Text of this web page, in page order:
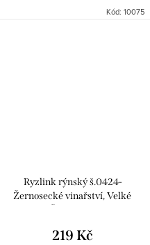
Kód: 10075
Ryzlink rýnský š.0424-
Žernosecké vinařství, Velké
219 Kč